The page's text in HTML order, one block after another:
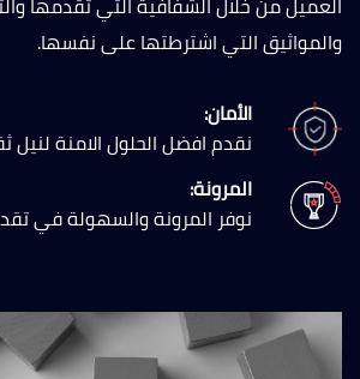
والمواثيق التي اشترطتها على نفسها.
الأمان:
نقدم افضل الحلول الامنة لنيل
المرونة:
نوفر المرونة والسهولة في